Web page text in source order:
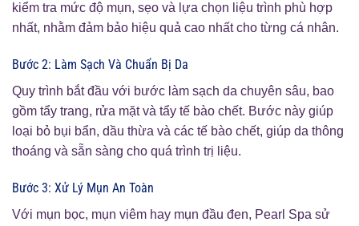
kiểm tra mức độ mụn, sẹo và lựa chọn liệu trình phù hợp
nhất, nhằm đảm bảo hiệu quả cao nhất cho từng cá nhân.
Bước 2: Làm Sạch Và Chuẩn Bị Da
Quy trình bắt đầu với bước làm sạch da chuyên sâu, bao
gồm tẩy trang, rửa mặt và tẩy tế bào chết. Bước này giúp
loại bỏ bụi bẩn, dầu thừa và các tế bào chết, giúp da thông
thoáng và sẵn sàng cho quá trình trị liệu.
Bước 3: Xử Lý Mụn An Toàn
Với mụn bọc, mụn viêm hay mụn đầu đen, Pearl Spa sử